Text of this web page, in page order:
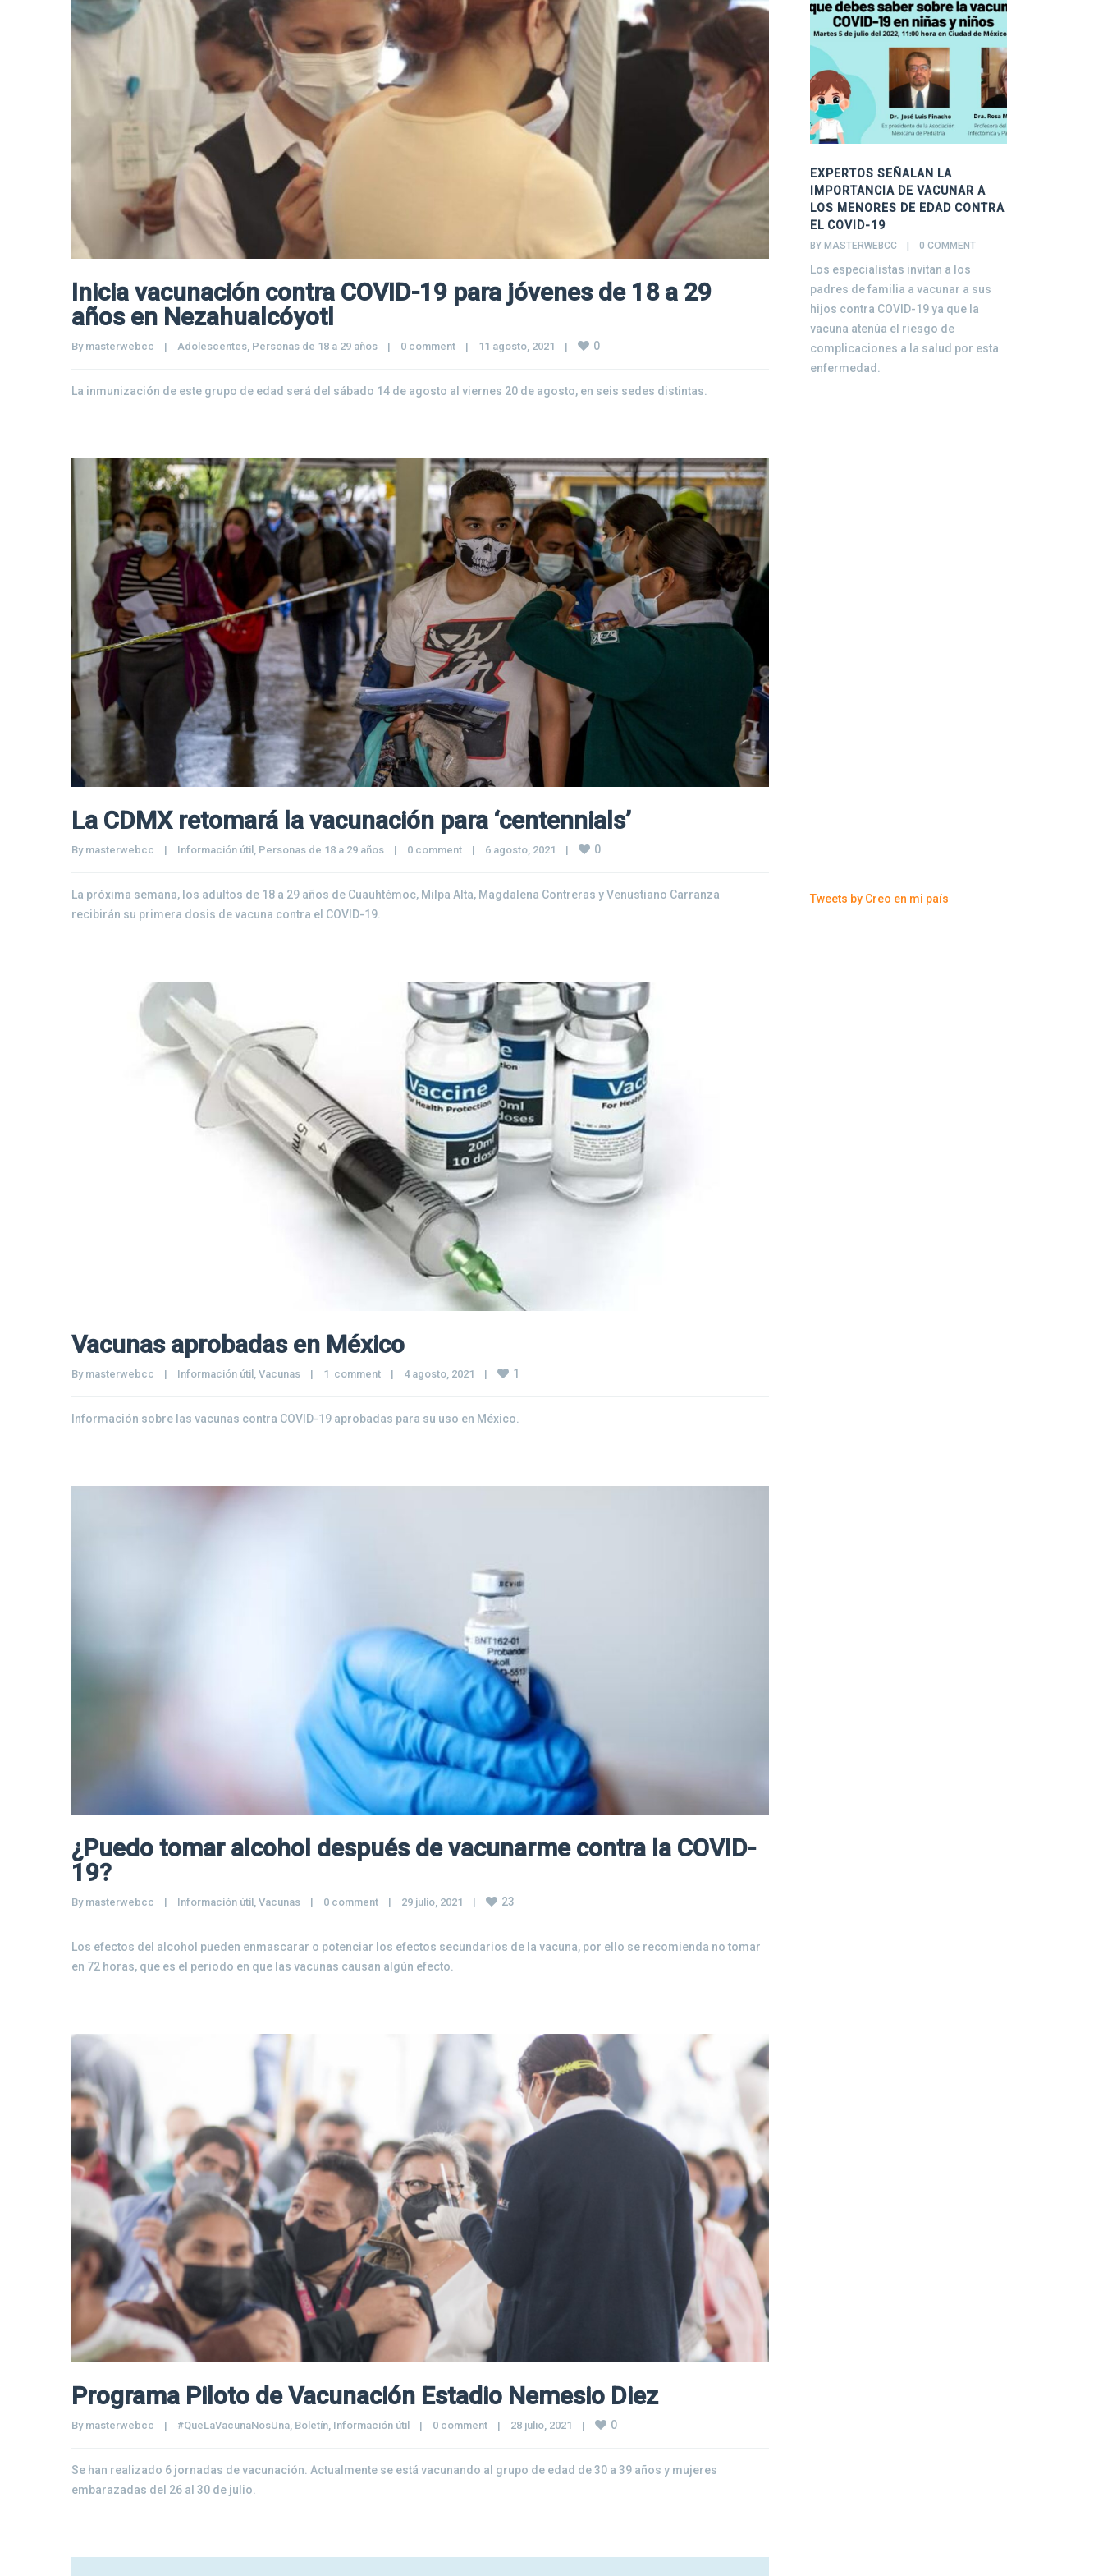
Inicia vacunación contra COVID-19 para jóvenes de 18 a 29
años en Nezahualcóyotl
By masterwebcc | Adolescentes, Personas de 18 a 29 años | 0 comment | 11 agosto, 2021 | 0
La inmunización de este grupo de edad será del sábado 14 de agosto al viernes 20 de agosto, en seis sedes distintas.
La CDMX retomará la vacunación para ‘centennials’
By masterwebcc | Información útil , Personas de 18 a 29 años | 0 comment | 6 agosto, 2021 | 0
La próxima semana, los adultos de 18 a 29 años de Cuauhtémoc, Milpa Alta, Magdalena Contreras y Venustiano Carranza
recibirán su primera dosis de vacuna contra el COVID-19.
Vacunas aprobadas en México
By masterwebcc | Información útil Vacunas | 1  comment | 4 agosto, 2021 | 1
Información sobre las vacunas contra COVID-19 aprobadas para su uso en México.
¿Puedo tomar alcohol después de vacunarme contra la COVID-
19?
By masterwebcc | Información útil Vacunas | 0 comment | 29 julio, 2021 | 23
Los efectos del alcohol pueden enmascarar o potenciar los efectos secundarios de la vacuna, por ello se recomienda no tomar
en 72 horas, que es el periodo en que las vacunas causan algún efecto.
Programa Piloto de Vacunación Estadio Nemesio Diez
By masterwebcc | #QueLaVacunaNosUna, Boletín, Información útil | 0 comment | 28 julio, 2021 | 0
Se han realizado 6 jornadas de vacunación. Actualmente se está vacunando al grupo de edad de 30 a 39 años y mujeres
embarazadas del 26 al 30 de julio.
EXPERTOS SEÑALAN LA
IMPORTANCIA DE VACUNAR A
LOS MENORES DE EDAD CONTRA
EL COVID-19
BY MASTERWEBCC    | 0 COMMENT
Los especialistas invitan a los
padres de familia a vacunar a sus
hijos contra COVID-19 ya que la
vacuna atenúa el riesgo de
complicaciones a la salud por esta
enfermedad.
Tweets by Creo en mi país